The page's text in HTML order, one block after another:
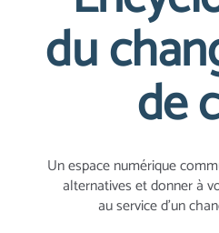
du
de
Un espace numérique
alternatives et donner à
au service d’un